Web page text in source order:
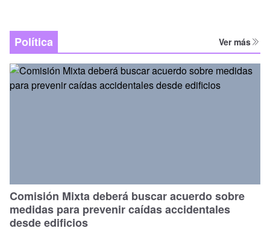
Política Ver más
Comisión Mixta deberá buscar acuerdo sobre
medidas para prevenir caídas accidentales
desde edificios